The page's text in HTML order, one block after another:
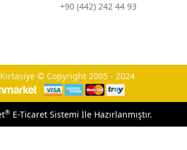
+90 (442) 242 44 93
© Copyright 2005 - 2024
®E-Ticaret Sistemi İle Hazırlanmıştır.